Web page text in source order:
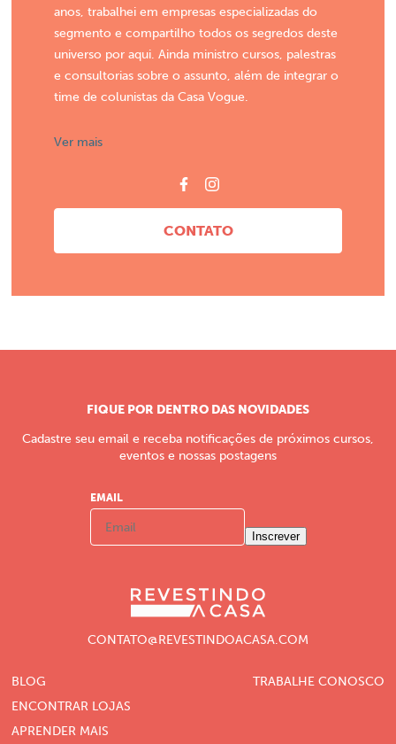
anos, trabalhei em empresas especializadas do
segmento e compartilho todos os segredos deste
universo por aqui. Ainda ministro cursos, palestras
e consultorias sobre o assunto, além de integrar o
time de colunistas da Casa Vogue.
Ver mais
CONTATO
FIQUE POR DENTRO DAS NOVIDADES
Cadastre seu email e receba notificações de próximos cursos,
eventos e nossas postagens
EMAIL
Inscrever
CONTATO@REVESTINDOACASA.COM
BLOG
ENCONTRAR LOJAS
APRENDER MAIS
TRABALHE CONOSCO